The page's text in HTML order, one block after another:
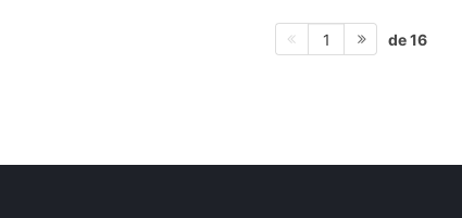
1 de 16